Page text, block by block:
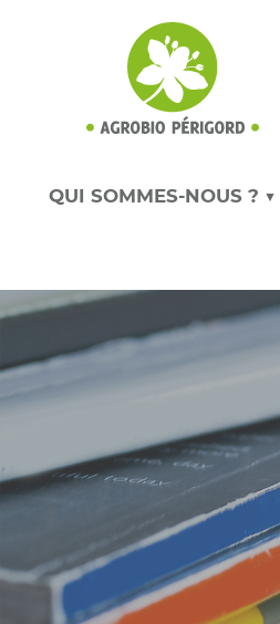
QUI SOMMES-NOUS ? ▼